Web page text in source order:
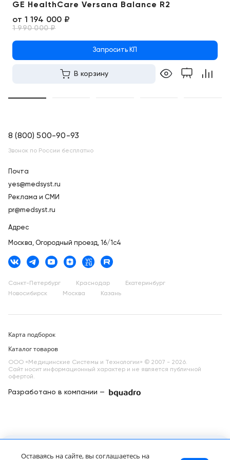
Цена по запросу
GE HealthCare Versana Balance R2
от 1 194 000 ₽
1 990 000 ₽
Запросить КП
В корзину
8 (800) 500-90-93
Звонок по России бесплатно
Почта
yes@medsyst.ru
Реклама и СМИ
pr@medsyst.ru
Адрес
Москва, Огородный проезд, 16/1с4
Санкт-Петербург Краснодар
Екатеринбург
Новосибирск
Москва Казань
Карта подборок
Каталог товаров
ООО «Медицинские Системы и Технологии» © 2007 - 2026.
Сайт носит информационный характер и не является публичной
офертой.
Разработано в компании —
Оставаясь на сайте, вы соглашаетесь на